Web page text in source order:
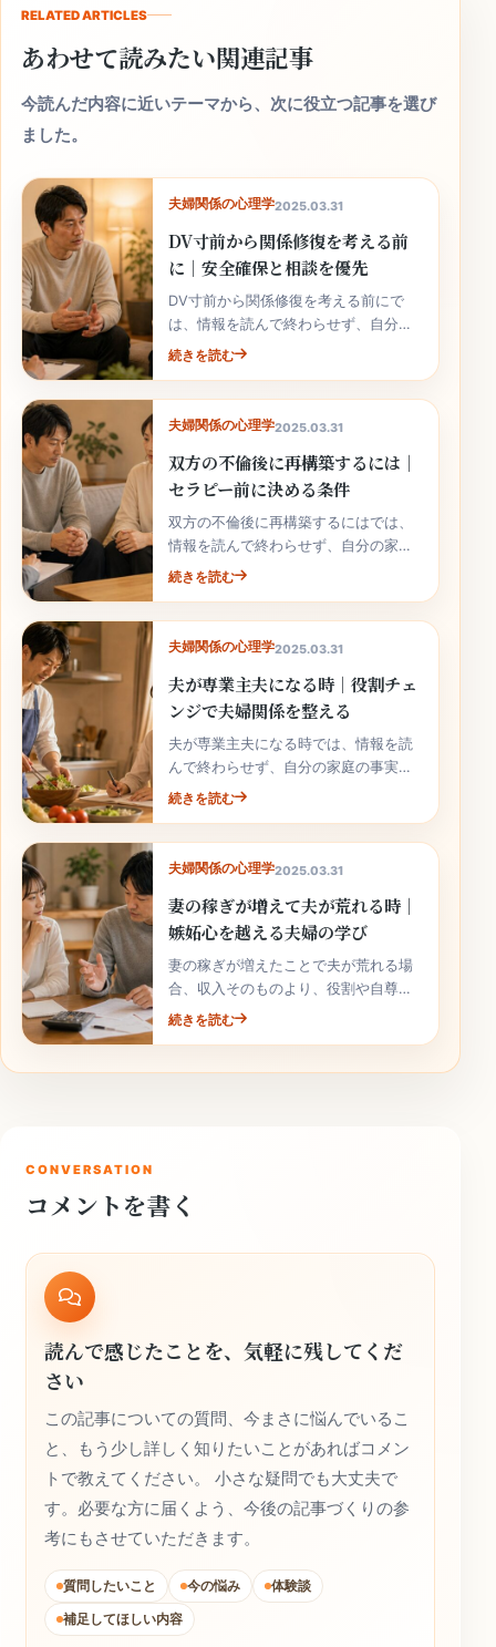
RELATED ARTICLES
あわせて読みたい関連記事
今読んだ内容に近いテーマから、次に役立つ記事を選び
ました。
夫婦関係の心理学2025.03.31
DV寸前から関係修復を考える前
に｜安全確保と相談を優先
DV寸前から関係修復を考える前にで
は、情報を読んで終わらせず、自分の
家庭の事実と次の行動へ落とし込むこ
続きを読む
夫婦関係の心理学2025.03.31
双方の不倫後に再構築するには｜
セラピー前に決める条件
双方の不倫後に再構築するにはでは、
情報を読んで終わらせず、自分の家庭
の事実と次の行動へ落とし込むことが
続きを読む
夫婦関係の心理学2025.03.31
夫が専業主夫になる時｜役割チェ
ンジで夫婦関係を整える
夫が専業主夫になる時では、情報を読
んで終わらせず、自分の家庭の事実と
次の行動へ落とし込むことが大切で
続きを読む
夫婦関係の心理学2025.03.31
妻の稼ぎが増えて夫が荒れる時｜
嫉妬心を越える夫婦の学び
妻の稼ぎが増えたことで夫が荒れる場
合、収入そのものより、役割や自尊心
の揺れが関係していることがありま
続きを読む
CONVERSATION
コメントを書く
読んで感じたことを、気軽に残してくだ
さい
この記事についての質問、今まさに悩んでいるこ
と、もう少し詳しく知りたいことがあればコメン
トで教えてください。 小さな疑問でも大丈夫で
す。必要な方に届くよう、今後の記事づくりの参
考にもさせていただきます。
質問したいこと 今の悩み
体験談
補足してほしい内容